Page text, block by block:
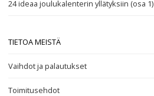
24 ideaa joulukalenterin yllätyksiin (osa 1)
TIETOA MEISTÄ
Vaihdot ja palautukset
Toimitusehdot